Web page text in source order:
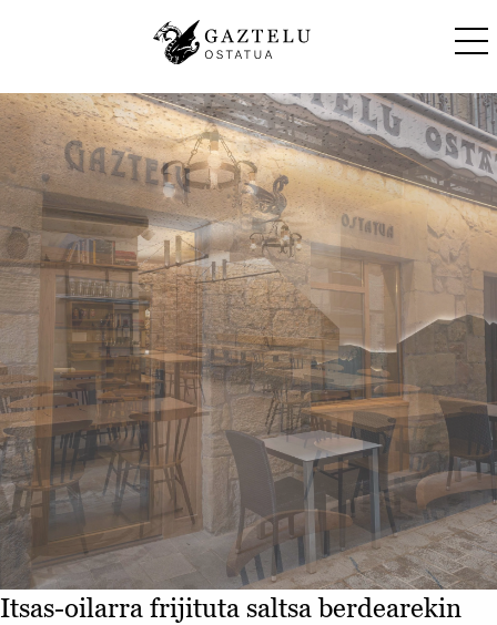
Itsas-oilarra frijituta saltsa berdearekin